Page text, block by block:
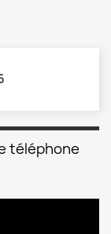
téléphone